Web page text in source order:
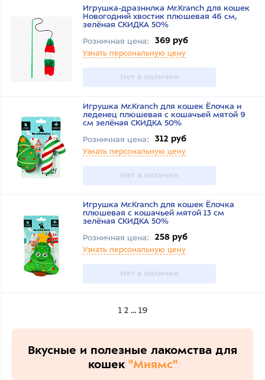
Игрушка-дразнилка Mr.Kranch для кошек
Новогодний хвостик плюшевая 46 см,
зелёная СКИДКА 50%
Розничная цена:
369 руб
Узнать персональную цену
Нет в наличии
Игрушка Mr.Kranch для кошек Ёлочка и
леденец плюшевая с кошачьей мятой 9
см зелёная СКИДКА 50%
Розничная цена:
312 руб
Узнать персональную цену
Нет в наличии
Игрушка Mr.Kranch для кошек Ёлочка
плюшевая с кошачьей мятой 13 см
зелёная СКИДКА 50%
Розничная цена:
258 руб
Узнать персональную цену
Нет в наличии
1 2 ... 19
Вкусные и полезные лакомства для
кошек "Мнямс"